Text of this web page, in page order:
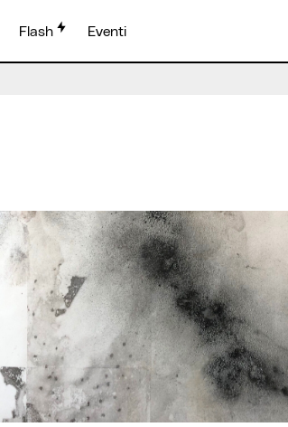
Flash Eventi